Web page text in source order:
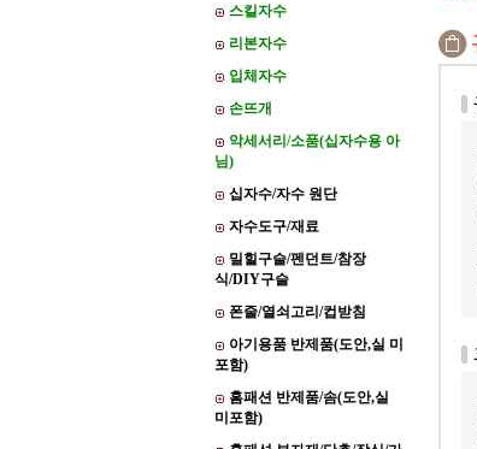
스킬자수
리본자수
입체자수
손뜨개
악세서리/소품(십자수용 아
님)
십자수/자수 원단
자수도구/재료
밀힐구슬/펜던트/참장
식/DIY구슬
폰줄/열쇠고리/컵받침
아기용품 반제품(도안,실 미
포함)
홈패션 반제품/솜(도안,실
미포함)